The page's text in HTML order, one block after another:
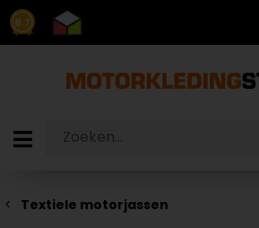
8.7
Textiele motorjassen